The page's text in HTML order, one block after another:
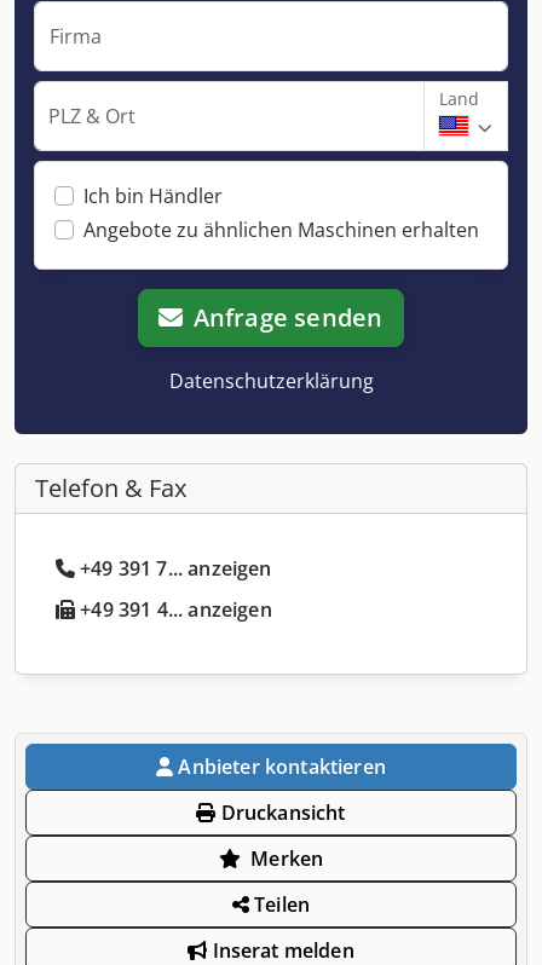
Firma
PLZ & Ort
Land
Ich bin Händler
Angebote zu ähnlichen Maschinen erhalten
Anfrage senden
Datenschutzerklärung
Telefon & Fax
+49 391 7... anzeigen
+49 391 4... anzeigen
Anbieter kontaktieren
Druckansicht
Merken
Teilen
Inserat melden